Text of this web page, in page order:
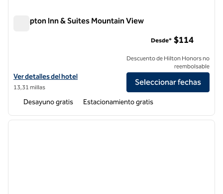
Hampton Inn & Suites Mountain View
Ver detalles del hotel Hampton Inn & Suites Mountain View
Ver detalles del hotel
13,31 millas
Desde* $114
Descuento de Hilton Honors no
reembolsable
Seleccionar fechas
Desayuno gratis Estacionamiento gratis
1 de 10